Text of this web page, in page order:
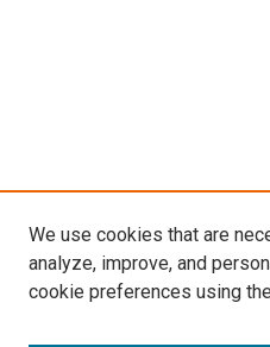
We use cookies that are
analyze, improve, and
cookie preferences using the